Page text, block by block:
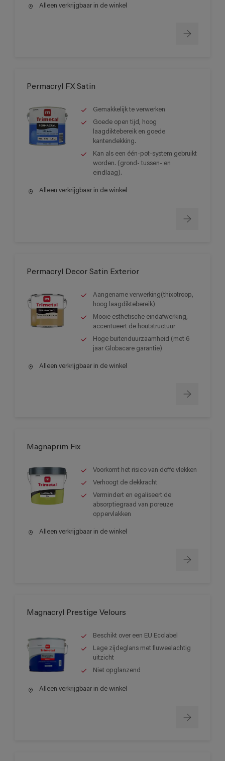
Alleen verkrijgbaar in de winkel
Permacryl FX Satin
Gemakkelijk te verwerken
Goede open tijd, hoog
laagdiktebereik en goede
kantendekking.
Kan als een één-pot-system gebruikt
worden. (grond- tussen- en
eindlaag).
Alleen verkrijgbaar in de winkel
Permacryl Decor Satin Exterior
Aangename verwerking(thixotroop,
hoog laagdiktebereik)
Mooie esthetische eindafwerking,
accentueert de houtstructuur
Hoge buitenduurzaamheid (met 6
jaar Globacare garantie)
Alleen verkrijgbaar in de winkel
Magnaprim Fix
Voorkomt het risico van doffe vlekken
Verhoogt de dekkracht
Vermindert en egaliseert de
absorptiegraad van poreuze
oppervlakken
Alleen verkrijgbaar in de winkel
Magnacryl Prestige Velours
Beschikt over een EU Ecolabel
Lage zijdeglans met fluweelachtig
uitzicht
Niet opglanzend
Alleen verkrijgbaar in de winkel